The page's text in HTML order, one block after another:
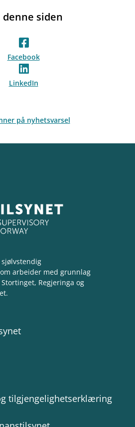
denne siden
Facebook
LinkedIn
på nyhetsvarsel
arbeider med grunnlag
Regjeringa og
tilgjengelighetserklæring